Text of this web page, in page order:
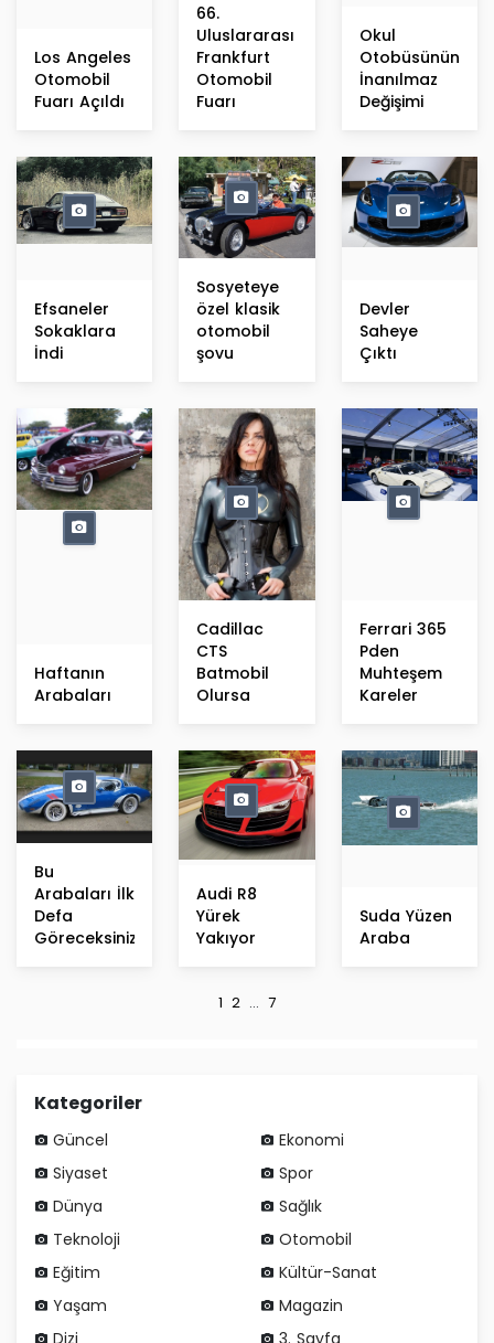
Los Angeles
Otomobil
Fuarı Açıldı
66.
Uluslararası
Frankfurt
Otomobil
Fuarı
Okul
Otobüsünün
İnanılmaz
Değişimi
Efsaneler
Sokaklara
İndi
Sosyeteye
özel klasik
otomobil
şovu
Devler
Saheye
Çıktı
Haftanın
Arabaları
Cadillac
CTS
Batmobil
Olursa
Ferrari 365
Pden
Muhteşem
Kareler
Bu
Arabaları İlk
Defa
Göreceksiniz
Audi R8
Yürek
Yakıyor
Suda Yüzen
Araba
1 2 ... 7
Kategoriler
Güncel
Ekonomi
Siyaset
Spor
Dünya
Sağlık
Teknoloji
Otomobil
Eğitim
Kültür-Sanat
Yaşam
Magazin